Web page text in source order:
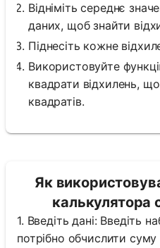
Відніміть середнє
даних, щоб знайти
Піднесіть кожне
Використовуйте
квадрати відхилень,
квадратів.
Як
калькулятора
1. Введіть дані: Введіть
потрібно обчислити суму